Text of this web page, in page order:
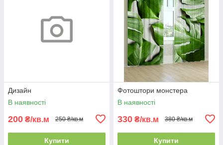
Дизайн
В наявності
200 ₴/кв.м 250 ₴/кв.м
Купити
Фотоштори монстера
В наявності
330 ₴/кв.м 380 ₴/кв.м
Купити